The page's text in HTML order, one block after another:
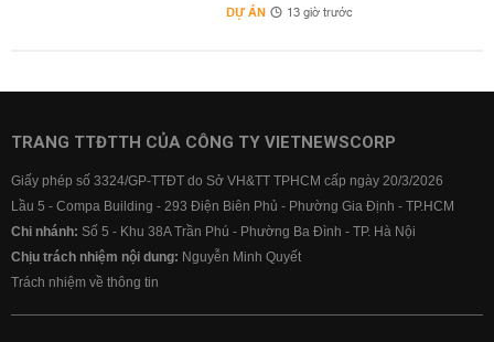
DỰ ÁN 13 giờ trước
TRANG TTĐTTH CỦA CÔNG TY VIETNEWSCORP
Giấy phép số 3324/GP-TTĐT do Sở VH&TT TPHCM cấp ngày 20/3/2026
Lầu 5 - Compa Building - 293 Điện Biên Phủ - Phường Gia Định - TP.HCM
Chi nhánh: Số 5 - Khu 38A Trần Phú - Phường Ba Đình - TP. Hà Nội
Chịu trách nhiệm nội dung: Nguyễn Minh Quyết
Trách nhiệm về thông tin